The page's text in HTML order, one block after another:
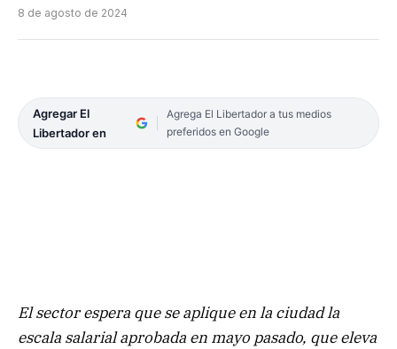
8 de agosto de 2024
Agregar El
Libertador en
Agrega El Libertador a tus medios
preferidos en Google
El sector espera que se aplique en la ciudad la
escala salarial aprobada en mayo pasado, que eleva